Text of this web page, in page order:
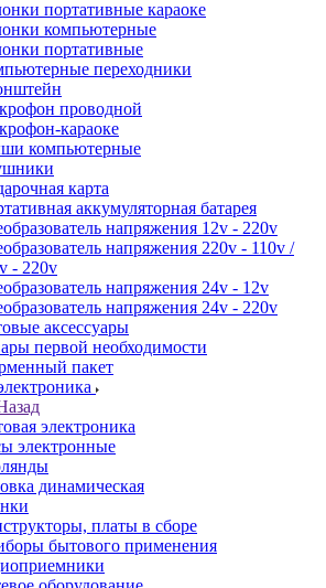
портативные караоке
компьютерные
портативные
переходники
проводной
караоке
компьютерные
карта
аккумуляторная батарея
напряжения 12v - 220v
напряжения 220v - 110v /
- 220v
напряжения 24v - 12v
напряжения 24v - 220v
аксессуары
первой необходимости
пакет
электроника
электронные
динамическая
платы в сборе
бытового применения